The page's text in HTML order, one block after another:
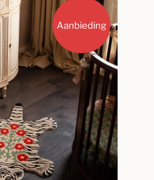
Aanbieding